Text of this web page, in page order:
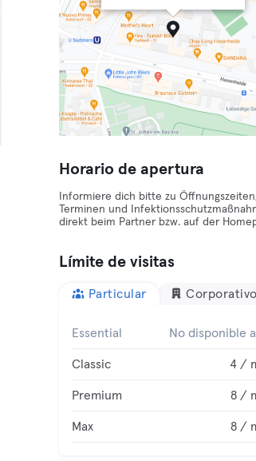
Horario de apertura
Informiere dich bitte zu
Terminen und
direkt beim Partner bzw. auf der
Límite de visitas
Particular Corporativo
Essential No disponible
Classic 4 /
Premium 8 /
Max 8 /